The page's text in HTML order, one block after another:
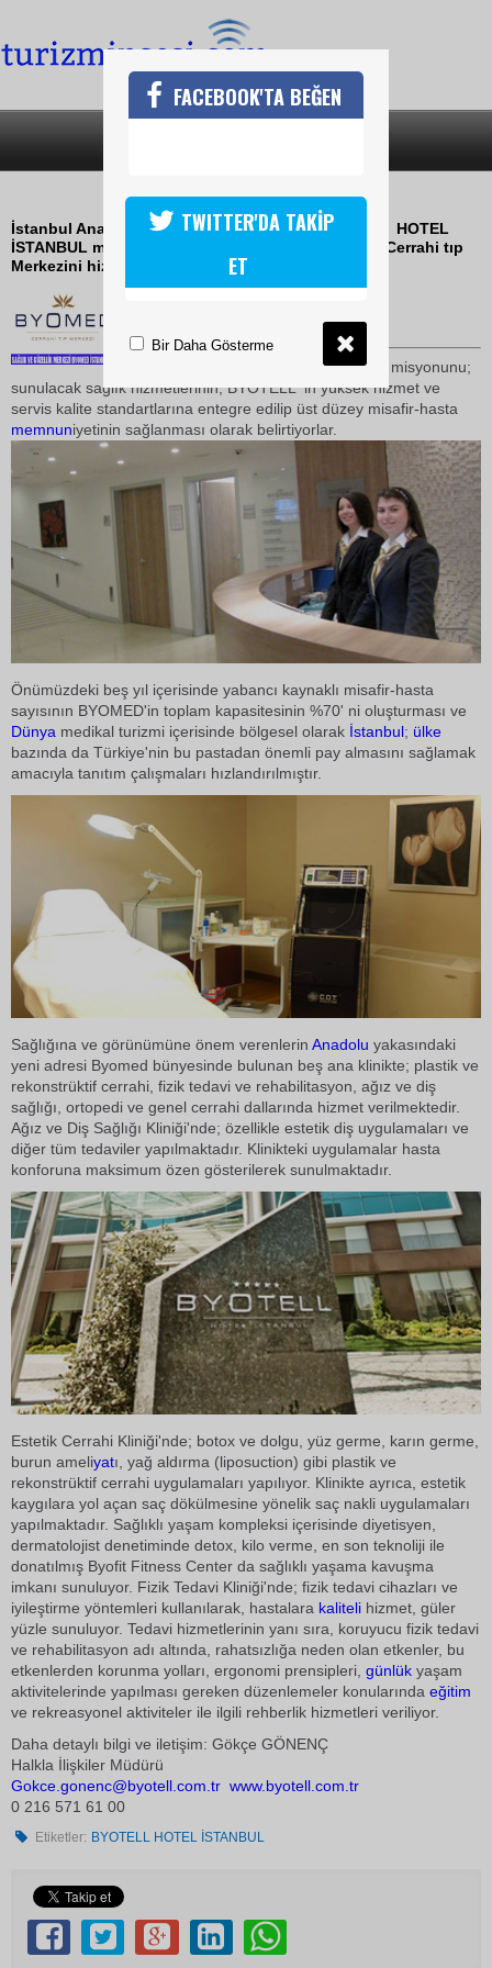
BYOMED SAĞLIK MERKEZİ AÇILDI
İstanbul Anadolu yakası' nın sağlık oteli BYOTELL  HOTEL
İSTANBUL medikal hizmetlerini vereceği BYOMED Cerrahi tıp
Merkezini hizmete açtı
Yöneticiler bu yeni oluşumun misyonunu;
sunulacak sağlık hizmetlerinin, BYOTELL' in yüksek hizmet ve
servis kalite standartlarına entegre edilip üst düzey misafir-hasta
memnuniyetinin sağlanması olarak belirtiyorlar.
Önümüzdeki beş yıl içerisinde yabancı kaynaklı misafir-hasta
sayısının BYOMED'in toplam kapasitesinin %70' ni oluşturması ve
Dünya medikal turizmi içerisinde bölgesel olarak İstanbul; ülke
bazında da Türkiye'nin bu pastadan önemli pay almasını sağlamak
amacıyla tanıtım çalışmaları hızlandırılmıştır.
Sağlığına ve görünümüne önem verenlerin Anadolu yakasındaki
yeni adresi Byomed bünyesinde bulunan beş ana klinikte; plastik ve
rekonstrüktif cerrahi, fizik tedavi ve rehabilitasyon, ağız ve diş
sağlığı, ortopedi ve genel cerrahi dallarında hizmet verilmektedir.
Ağız ve Diş Sağlığı Kliniği'nde; özellikle estetik diş uygulamaları ve
diğer tüm tedaviler yapılmaktadır. Klinikteki uygulamalar hasta
konforuna maksimum özen gösterilerek sunulmaktadır.
Estetik Cerrahi Kliniği'nde; botox ve dolgu, yüz germe, karın germe,
burun ameliyatı, yağ aldırma (liposuction) gibi plastik ve
rekonstrüktif cerrahi uygulamaları yapılıyor. Klinikte ayrıca, estetik
kaygılara yol açan saç dökülmesine yönelik saç nakli uygulamaları
yapılmaktadır. Sağlıklı yaşam kompleksi içerisinde diyetisyen,
dermatolojist denetiminde detox, kilo verme, en son teknoliji ile
donatılmış Byofit Fitness Center da sağlıklı yaşama kavuşma
imkanı sunuluyor. Fizik Tedavi Kliniği'nde; fizik tedavi cihazları ve
iyileştirme yöntemleri kullanılarak, hastalara kaliteli hizmet, güler
yüzle sunuluyor. Tedavi hizmetlerinin yanı sıra, koruyucu fizik tedavi
ve rehabilitasyon adı altında, rahatsızlığa neden olan etkenler, bu
etkenlerden korunma yolları, ergonomi prensipleri, günlük yaşam
aktivitelerinde yapılması gereken düzenlemeler konularında eğitim
ve rekreasyonel aktiviteler ile ilgili rehberlik hizmetleri veriliyor.
Daha detaylı bilgi ve iletişim: Gökçe GÖNENÇ
Halkla İlişkiler Müdürü
Gokce.gonenc@byotell.com.tr www.byotell.com.tr
0 216 571 61 00
Etiketler: BYOTELL HOTEL İSTANBUL
FACEBOOK'TA BEĞEN
TWITTER'DA TAKİP
ET
Bir Daha Gösterme